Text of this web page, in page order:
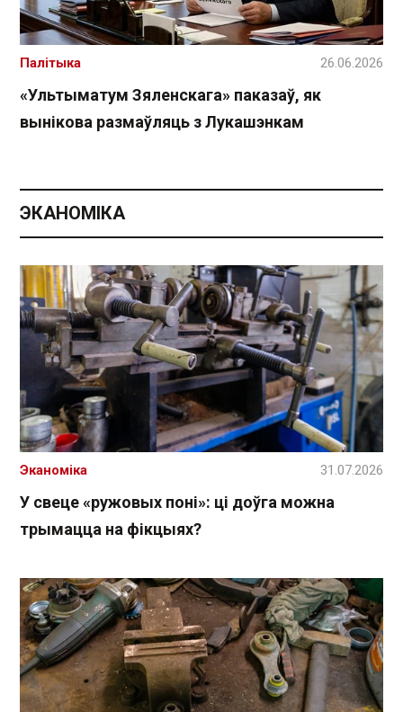
«Ультыматум Зяленскага» паказаў, як
вынікова размаўляць з Лукашэнкам
Палітыка 26.06.2026
ЭКАНОМІКА
У свеце «ружовых поні»: ці доўга можна
трымацца на фікцыях?
Эканоміка 31.07.2026